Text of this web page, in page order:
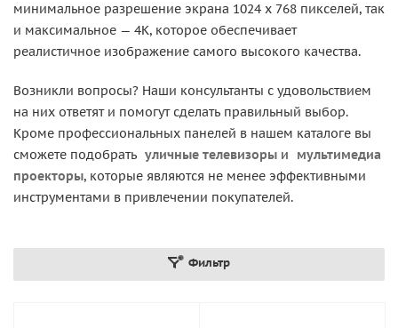
минимальное разрешение экрана 1024 x 768 пикселей, так
и максимальное — 4K, которое обеспечивает
реалистичное изображение самого высокого качества.
Возникли вопросы? Наши консультанты с удовольствием
на них ответят и помогут сделать правильный выбор.
Кроме профессиональных панелей в нашем каталоге вы
сможете подобрать уличные телевизоры и
мультимедиа
проекторы, которые являются не менее эффективными
инструментами в привлечении покупателей.
Фильтр